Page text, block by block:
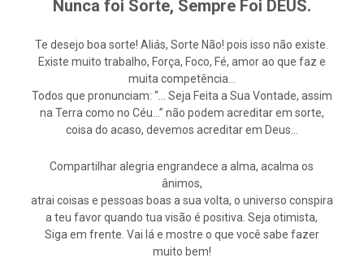
Nunca foi Sorte, Sempre Foi DEUS.
Te desejo boa sorte! Aliás, Sorte Não! pois isso não existe.
Existe muito trabalho, Força, Foco, Fé, amor ao que faz e
muita competência…
Todos que pronunciam: “… Seja Feita a Sua Vontade, assim
na Terra como no Céu…” não podem acreditar em sorte,
coisa do acaso, devemos acreditar em Deus…
Compartilhar alegria engrandece a alma, acalma os
ânimos,
atrai coisas e pessoas boas a sua volta, o universo conspira
a teu favor quando tua visão é positiva. Seja otimista,
Siga em frente. Vai lá e mostre o que você sabe fazer
muito bem!